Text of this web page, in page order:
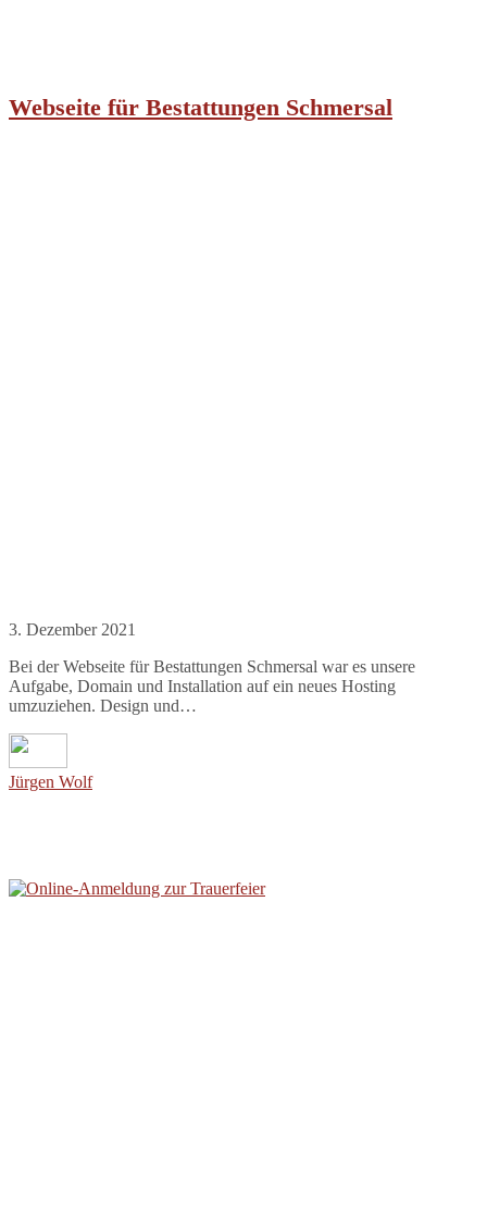
Webseite für Bestattungen Schmersal
3. Dezember 2021
Bei der Webseite für Bestattungen Schmersal war es unsere
Aufgabe, Domain und Installation auf ein neues Hosting
umzuziehen. Design und…
Jürgen Wolf